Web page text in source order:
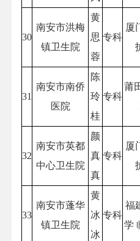
30
南安市洪梅
镇卫生院
黄
思
蓉
专科
厦
31
南安市南侨
医院
陈
玲
桂
专科
莆
32
南安市英都
中心卫生院
颜
真
真
专科
厦
33
南安市蓬华
镇卫生院
黄
冰
冰
专科
福
学